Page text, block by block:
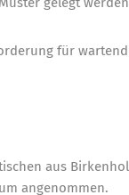
für
aus
angenommen.